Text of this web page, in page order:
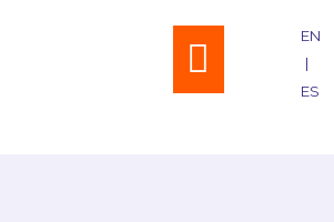
Menu
EN
|
ES